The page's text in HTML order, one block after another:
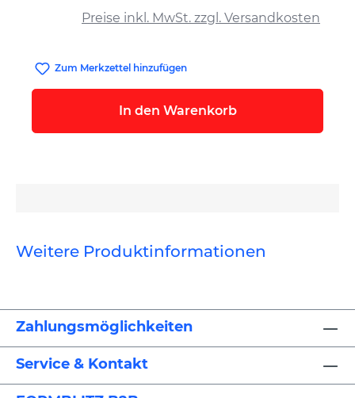
Preise inkl. MwSt. zzgl. Versandkosten
Zum Merkzettel hinzufügen
In den Warenkorb
Weitere Produktinformationen
Zahlungsmöglichkeiten
Service & Kontakt